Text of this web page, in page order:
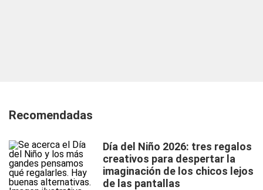
Recomendadas
Día del Niño 2026: tres regalos
creativos para despertar la
imaginación de los chicos lejos
de las pantallas